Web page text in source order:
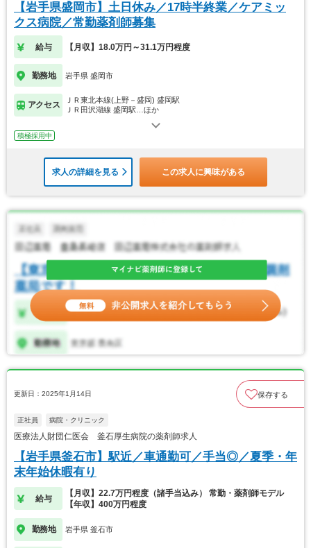
【岩手県盛岡市】土日休み／17時半終業／ケアミッ
クス病院／常勤薬剤師募集
給与 【月収】18.0万円～31.1万円程度
勤務地 岩手県 盛岡市
アクセス
ＪＲ東北本線(上野－盛岡) 盛岡駅
ＪＲ田沢湖線 盛岡駅…ほか
積極採用中
求人の詳細を見る この求人に興味がある
更新日：2025年1月14日 保存する
正社員 病院・クリニック
医療法人財団仁医会 釜石厚生病院の薬剤師求人
【岩手県釜石市】駅近／車通勤可／手当◎／夏季・年
末年始休暇有り
給与
【月収】22.7万円程度（諸手当込み） 常勤・薬剤師モデル
【年収】400万円程度
勤務地 岩手県 釜石市